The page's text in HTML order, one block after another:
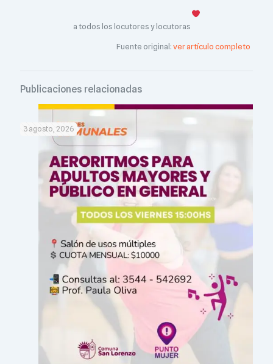
a todos los locutores y locutoras
Fuente original:ver artículo completo
Publicaciones relacionadas
3 agosto, 2026